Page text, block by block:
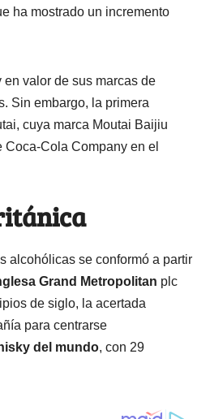
ha mostrado un incremento
valor de sus marcas de
Sin embargo, la primera
cuya marca Moutai Baijiu
Cola Company en el
alcohólicas se conformó a partir
Grand Metropolitan plc
de siglo, la acertada
para centrarse
del mundo, con 29